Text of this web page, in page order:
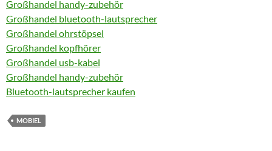
Großhandel handy-zubehör
Großhandel bluetooth-lautsprecher
Großhandel ohrstöpsel
Großhandel kopfhörer
Großhandel usb-kabel
Großhandel handy-zubehör
Bluetooth-lautsprecher kaufen
MOBIEL